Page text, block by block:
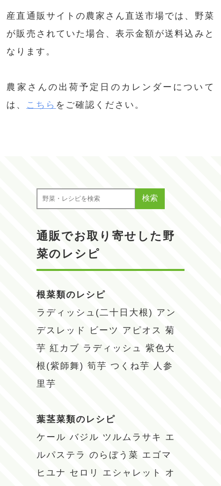
検索
通販でお取り寄せした野
菜のレシピ
根菜類のレシピ
ラディッシュ(二十日大根) アン
デスレッド
ビーツ アピオス 菊
芋 紅カブ ラディッシュ
紫色大
根(紫師舞) 筍芋 つくね芋
人参
里芋
葉茎菜類のレシピ
ケール バジル ツルムラサキ エ
ルパステラ のらぼう菜 エゴマ
ヒユナ セロリ エシャレット
オ
産直通販サイトの農家さん直送市場では、野菜
が販売されていた場合、表示金額が送料込みと
なります。
農家さんの出荷予定日のカレンダーについて
は、 こちら をご確認ください。